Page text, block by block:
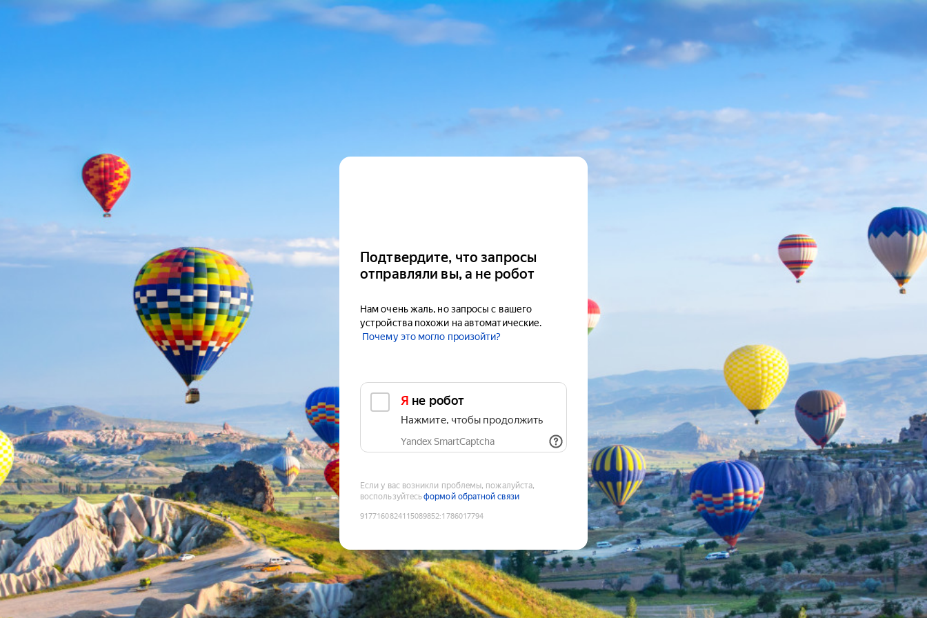
Подтвердите, что запросы
отправляли вы, а не робот
Нам очень жаль, но запросы с вашего
устройства похожи на автоматические.
Почему это могло произойти?
Я не робот
Нажмите, чтобы продолжить
Yandex SmartCaptcha
Если у вас возникли проблемы, пожалуйста,
воспользуйтесьформой обратной связи
9177160824115089852:1786017794